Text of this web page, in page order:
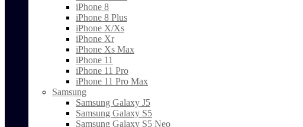
iPhone 8
iPhone 8 Plus
iPhone X/Xs
iPhone Xr
iPhone Xs Max
iPhone 11
iPhone 11 Pro
iPhone 11 Pro Max
Samsung
Samsung Galaxy J5
Samsung Galaxy S5
Samsung Galaxy S5 Neo